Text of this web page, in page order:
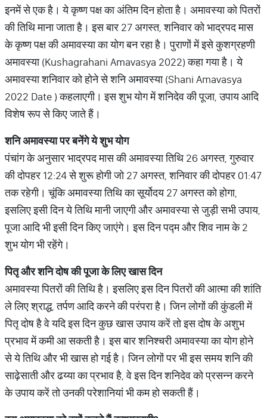
इनमें से एक है। ये कृष्ण पक्ष का अंतिम दिन होता है। अमावस्या को पितरों
की तिथि माना जाता है। इस बार 27 अगस्त, शनिवार को भाद्रपद मास
के कृष्ण पक्ष की अमावस्या का योग बन रहा है। पुराणों में इसे कुशग्रहणी
अमावस्या (Kushagrahani Amavasya 2022) कहा गया है। ये
अमावस्या शनिवार को होने से शनि अमावस्या (Shani Amavasya
2022 Date ) कहलाएगी। इस शुभ योग में शनिदेव की पूजा, उपाय आदि
विशेष रूप से किए जाते हैं।
शनि अमावस्या पर बनेंगे ये शुभ योग
पंचांग के अनुसार भाद्रपद मास की अमावस्या तिथि 26 अगस्त, गुरुवार
की दोपहर 12:24 से शुरू होगी जो 27 अगस्त, शनिवार की दोपहर 01:47
तक रहेगी। चूंकि अमावस्या तिथि का सूर्योदय 27 अगस्त को होगा,
इसलिए इसी दिन ये तिथि मानी जाएगी और अमावस्या से जुड़ी सभी उपाय,
पूजा आदि भी इसी दिन किए जाएंगे। इस दिन पद्म और शिव नाम के 2
शुभ योग भी रहेंगे।
पितृ और शनि दोष की पूजा के लिए खास दिन
अमावस्या पितरों की तिथि है। इसलिए इस दिन पितरों की आत्मा की शांति
ले लिए श्राद्ध, तर्पण आदि करने की परंपरा है। जिन लोगों की कुंडली में
पितृ दोष है वे यदि इस दिन कुछ खास उपाय करें तो इस दोष के अशुभ
प्रभाव में कमी आ सकती है। इस बार शनिश्चरी अमावस्या का योग होने
से ये तिथि और भी खास हो गई है। जिन लोगों पर भी इस समय शनि की
साढ़ेसाती और ढय्या का प्रभाव है, वे इस दिन शनिदेव को प्रसन्न करने
के उपाय करें तो उनकी परेशानियां भी कम हो सकती हैं।